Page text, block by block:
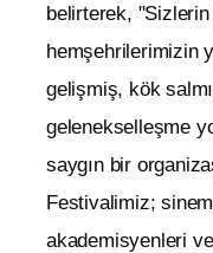
belirterek,
hemşehrilerimizin
gelişmiş, kök
gelenekselleşme
saygın bir
Festivalimiz;
akademisyenleri